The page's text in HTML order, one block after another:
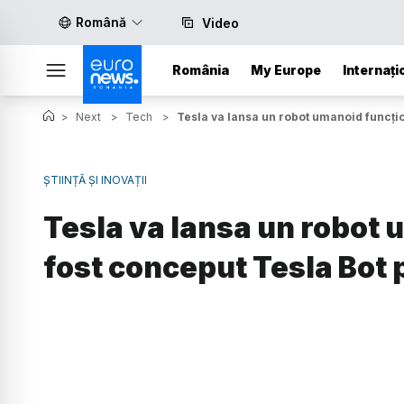
Română Video
România My Europe
> Next > Tech > Tesla va lansa un robot umanoid
ȘTIINȚĂ ȘI INOVAȚII
Tesla va lansa un robot
fost conceput Tesla